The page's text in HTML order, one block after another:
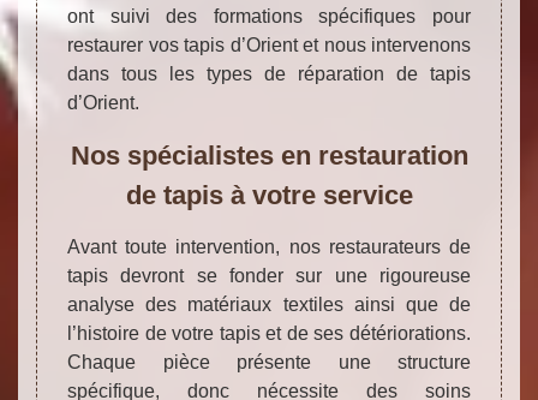
ont suivi des formations spécifiques pour
restaurer vos tapis d’Orient et nous intervenons
dans tous les types de réparation de tapis
d’Orient.
Nos spécialistes en restauration
de tapis à votre service
Avant toute intervention, nos restaurateurs de
tapis devront se fonder sur une rigoureuse
analyse des matériaux textiles ainsi que de
l’histoire de votre tapis et de ses détériorations.
Chaque pièce présente une structure
spécifique, donc nécessite des soins